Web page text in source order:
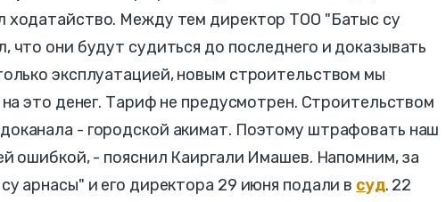
ходатайство. Между тем директор ТОО "Батыс су
что они будут судиться до последнего и доказывать
эксплуатацией, новым строительством мы
это денег. Тариф не предусмотрен. Строительством
- городской акимат. Поэтому штрафовать наш
ошибкой, - пояснил Каиргали Имашев. Напомним, за
арнасы" и его директора 29 июня подали в суд. 22